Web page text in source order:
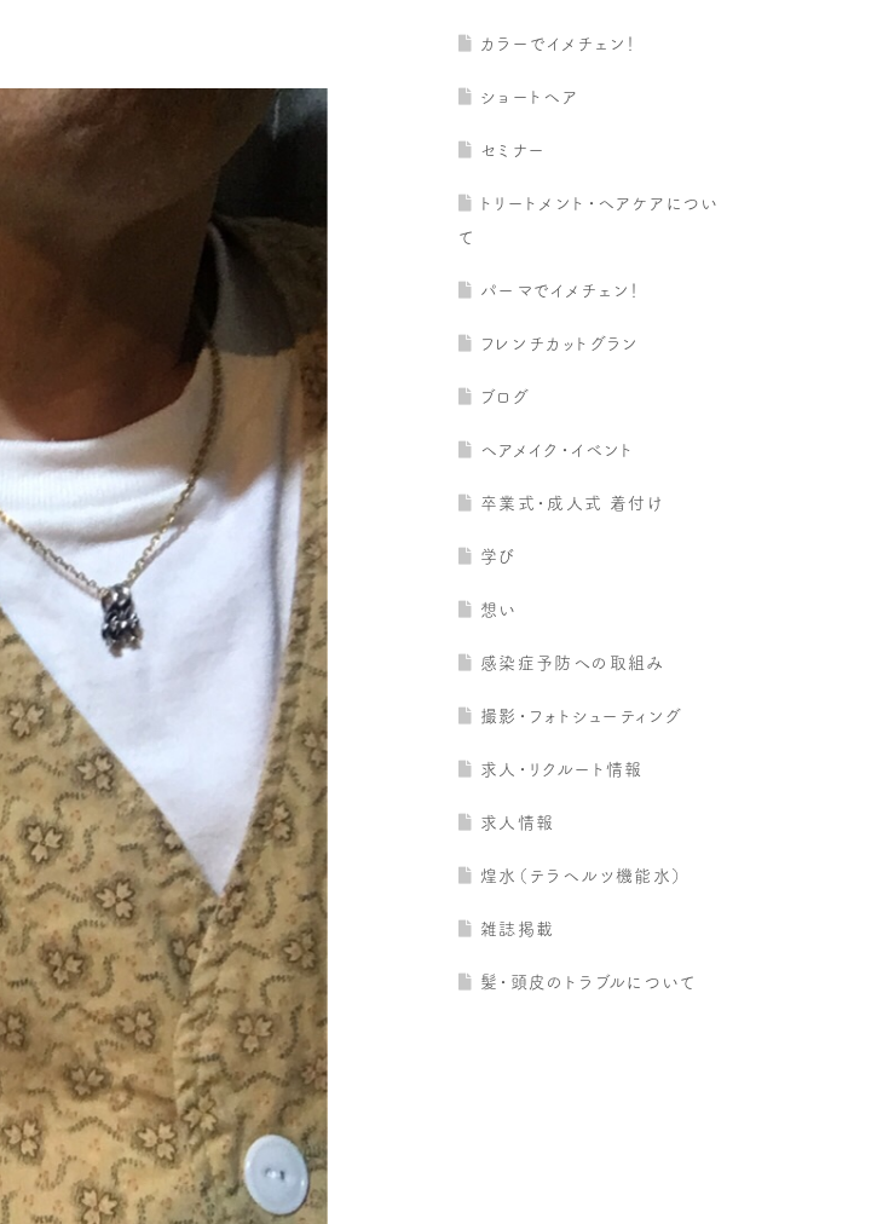
カラーでイメチェン！
ショートヘア
セミナー
トリートメント・ヘアケアについ
て
パーマでイメチェン！
フレンチカットグラン
ブログ
ヘアメイク・イベント
卒業式・成人式 着付け
学び
想い
感染症予防への取組み
撮影・フォトシューティング
求人・リクルート情報
求人情報
煌水（テラヘルツ機能水）
雑誌掲載
髪・頭皮のトラブルについて